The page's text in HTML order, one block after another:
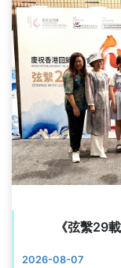
《弦繫29
2026-08-07